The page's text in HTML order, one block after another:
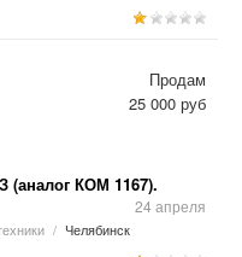
КОМ 1167).
24 апреля
/ Челябинск
Продам
25 000 руб